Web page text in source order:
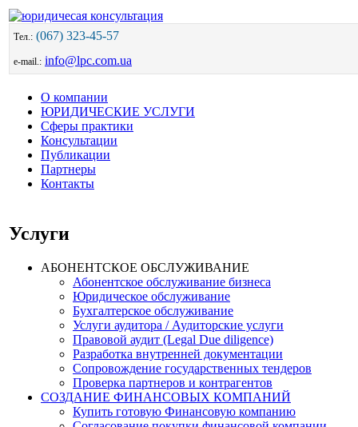
Тел.: (067) 323-45-57
e-mail.: info@lpc.com.ua
О компании
ЮРИДИЧЕСКИЕ УСЛУГИ
Сферы практики
Консультации
Публикации
Партнеры
Контакты
Услуги
АБОНЕНТСКОЕ ОБСЛУЖИВАНИЕ
Абонентское обслуживание бизнеса
Юридическое обслуживание
Бухгалтерское обслуживание
Услуги аудитора / Аудиторские услуги
Правовой аудит (Legal Due diligence)
Разработка внутренней документации
Сопровождение государственных тендеров
Проверка партнеров и контрагентов
СОЗДАНИЕ ФИНАНСОВЫХ КОМПАНИЙ
Купить готовую Финансовую компанию